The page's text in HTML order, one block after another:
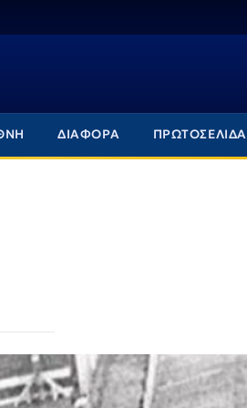
ΔΙΑΦΟΡΑ ΠΡΩΤΟΣΕΛΙΔΑ